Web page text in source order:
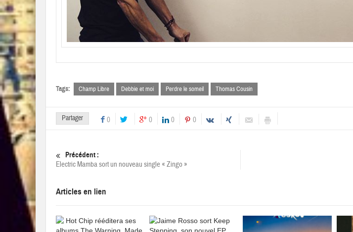
Tags: Champ Libre Debbie et moi Perdre le someil Thomas Cousin
Partager 0 0 0 0
Précédent :
Electric Mamba sort un nouveau single « Zingo »
Articles en lien